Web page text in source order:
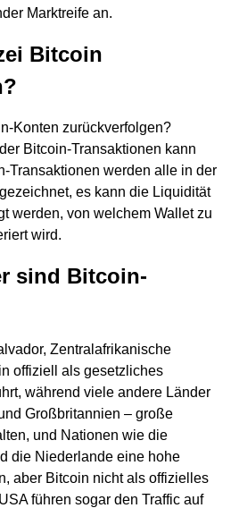
Marktreife an.
Bitcoin
Konten zurückverfolgen?
Bitcoin-Transaktionen kann
Transaktionen werden alle in der
es kann die Liquidität
werden, von welchem Wallet zu
wird.
sind Bitcoin-
Zentralafrikanische
offiziell als gesetzliches
während viele andere Länder
Großbritannien – große
und Nationen wie die
die Niederlande eine hohe
aber Bitcoin nicht als offizielles
führen sogar den Traffic auf